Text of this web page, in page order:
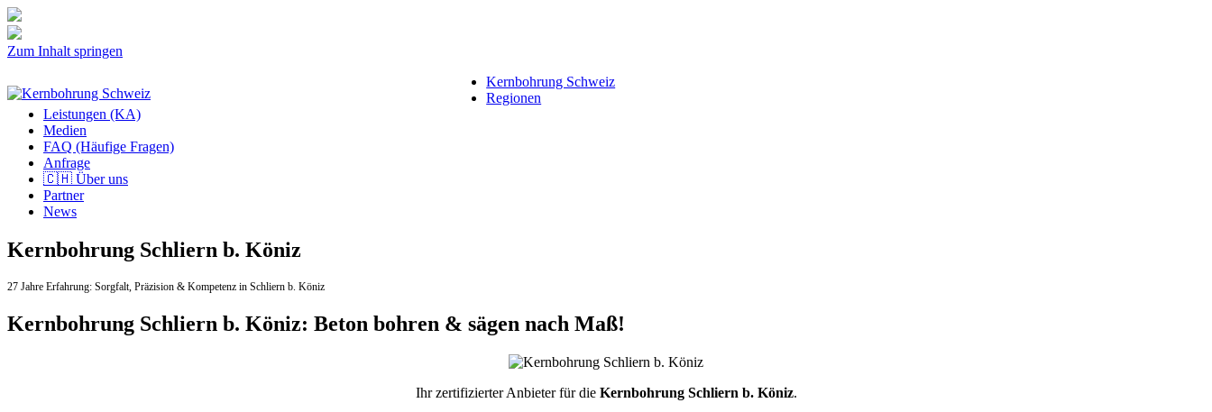
Zum Inhalt springen
Kernbohrung Schweiz
Regionen
Leistungen (KA)
Medien
FAQ (Häufige Fragen)
Anfrage
🇨🇭 Über uns
Partner
News
Kernbohrung Schliern b. Köniz
27 Jahre Erfahrung: Sorgfalt, Präzision & Kompetenz in Schliern b. Köniz
Kernbohrung Schliern b. Köniz: Beton bohren & sägen nach Maß!
Ihr zertifizierter Anbieter für die Kernbohrung Schliern b. Köniz.